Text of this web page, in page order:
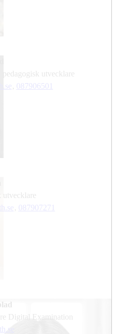
pedagogisk utvecklare
087906501
utvecklare
087907271
Digital Examination